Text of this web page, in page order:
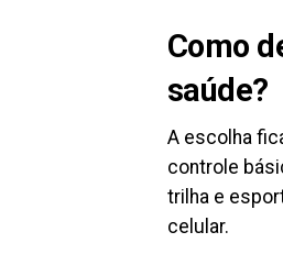
Como
saúde?
A escolha
controle
trilha e
celular.